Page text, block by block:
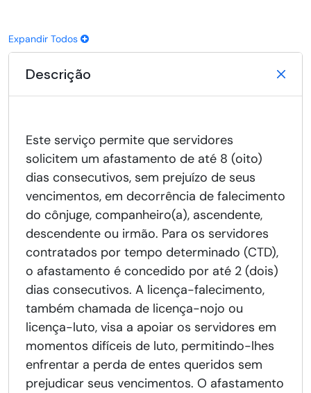
Expandir Todos
Descrição
Este serviço permite que servidores
solicitem um afastamento de até 8 (oito)
dias consecutivos, sem prejuízo de seus
vencimentos, em decorrência de falecimento
do cônjuge, companheiro(a), ascendente,
descendente ou irmão. Para os servidores
contratados por tempo determinado (CTD),
o afastamento é concedido por até 2 (dois)
dias consecutivos. A licença-falecimento,
também chamada de licença-nojo ou
licença-luto, visa a apoiar os servidores em
momentos difíceis de luto, permitindo-lhes
enfrentar a perda de entes queridos sem
prejudicar seus vencimentos. O afastamento